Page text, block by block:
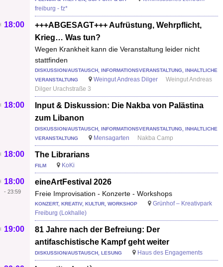
freiburg - fz*
+++ABGESAGT+++ Aufrüstung, Wehrpflicht,
Krieg… Was tun?
Wegen Krankheit kann die Veranstaltung leider nicht
stattfinden
18:00
DISKUSSION/AUSTAUSCH, INFORMATIONSVERANSTALTUNG, INHALTLICHE
VERANSTALTUNG
Weingut Andreas Dilger
Weingut Andreas
Dilger Urachstraße 3
Input & Diskussion: Die Nakba von Palästina
zum Libanon
18:00
DISKUSSION/AUSTAUSCH, INFORMATIONSVERANSTALTUNG, INHALTLICHE
VERANSTALTUNG
Mensagarten Nakba Camp
The Librarians
18:00
FILM KoKi
eineArtFestival 2026
Freie Improvisation - Konzerte - Workshops
18:00
- 23:59
KONZERT, KREATIV, KULTUR, WORKSHOP
Grünhof – Kreativpark
Freiburg (Lokhalle)
81 Jahre nach der Befreiung: Der
antifaschistische Kampf geht weiter
19:00
DISKUSSION/AUSTAUSCH, LESUNG Haus des Engagements